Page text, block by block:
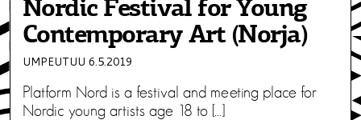
Nordic Festival for Young
Contemporary Art (Norja)
UMPEUTUU 6.5.2019
Platform Nord is a festival and meeting place for
Nordic young artists age 18 to […]